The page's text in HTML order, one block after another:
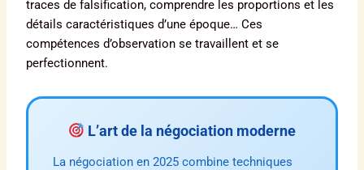
traces de falsification, comprendre les proportions et les
détails caractéristiques d’une époque… Ces
compétences d’observation se travaillent et se
perfectionnent.
L’art de la négociation moderne
La négociation en 2025 combine techniques